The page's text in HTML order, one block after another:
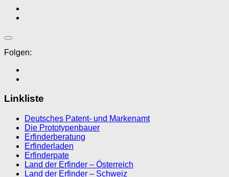
Folgen:
Linkliste
Deutsches Patent- und Markenamt
Die Prototypenbauer
Erfinderberatung
Erfinderladen
Erfinderpate
Land der Erfinder – Österreich
Land der Erfinder – Schweiz